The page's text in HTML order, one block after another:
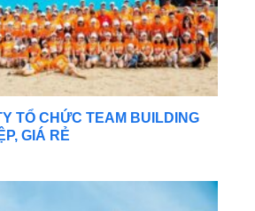
TỔ CHỨC TEAM BUILDING
GIÁ RẺ